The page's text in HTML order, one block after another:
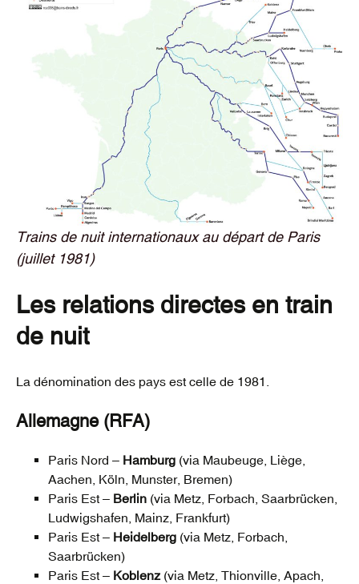
Trains de nuit internationaux au départ de Paris
(juillet 1981)
Les relations directes en train
de nuit
La dénomination des pays est celle de 1981.
Allemagne (RFA)
Paris Nord – Hamburg (via Maubeuge, Liège,
Aachen, Köln, Munster, Bremen)
Paris Est – Berlin (via Metz, Forbach, Saarbrücken,
Ludwigshafen, Mainz, Frankfurt)
Paris Est – Heidelberg (via Metz, Forbach,
Saarbrücken)
Paris Est – Koblenz(via Metz, Thionville, Apach,